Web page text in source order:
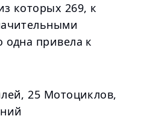
которых 269, к
одна привела к
25 Мотоциклов,